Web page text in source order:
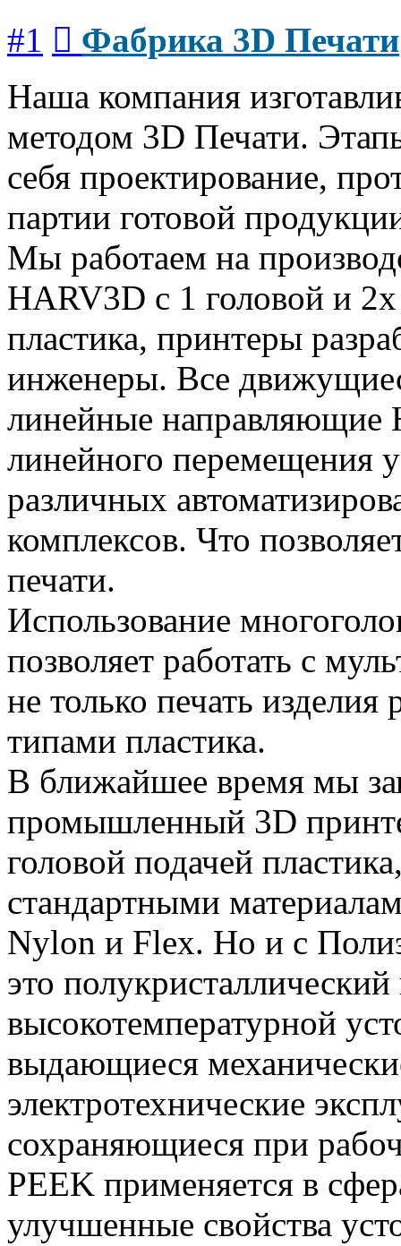
#1 Фабрика 3D Печати
Наша компания
методом 3D Печати.
себя проектирование,
партии готовой
Мы работаем на
HARV3D с 1 головой и
пластика, принтеры
инженеры. Все
линейные направляющие
линейного перемещения
различных
комплексов. Что
печати.
Использование
позволяет работать с
не только печать
типами пластика.
В ближайшее время мы
промышленный 3D
головой подачей
стандартными
Nylon и Flex. Но и с
это
высокотемпературной
выдающиеся
электротехнические
сохраняющиеся при
PEEK применяется в
улучшенные свойства